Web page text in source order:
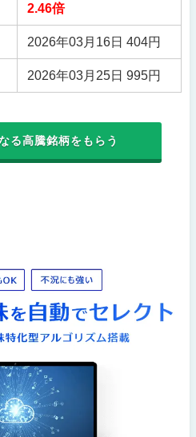
2.46倍
2026年03月16日 404円
2026年03月25日 995円
る高騰銘柄をもらう